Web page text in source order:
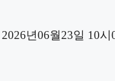
년06월23일 10시